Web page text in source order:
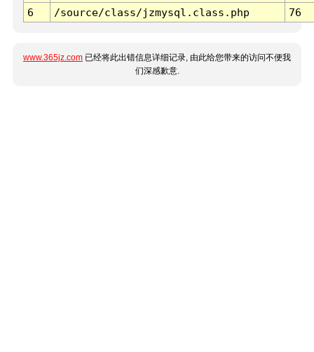
6
/source/class/jzmysql.class.php 76
www.365jz.com 已经将此出错信息详细记录, 由此给您带来的访问不便我
们深感歉意.